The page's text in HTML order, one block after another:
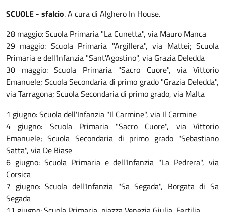
SCUOLE - sfalcio. A cura di Alghero In House.
28 maggio: Scuola Primaria "La Cunetta", via Mauro Manca
29 maggio: Scuola Primaria "Argillera", via Mattei; Scuola
Primaria e dell'Infanzia "Sant'Agostino", via Grazia Deledda
30 maggio: Scuola Primaria "Sacro Cuore", via Vittorio
Emanuele; Scuola Secondaria di primo grado "Grazia Deledda",
via Tarragona; Scuola Secondaria di primo grado, via Malta
1 giugno: Scuola dell'Infanzia "Il Carmine", via Il Carmine
4 giugno: Scuola Primaria "Sacro Cuore", via Vittorio
Emanuele; Scuola Secondaria di primo grado "Sebastiano
Satta", via De Biase
6 giugno: Scuola Primaria e dell'Infanzia "La Pedrera", via
Corsica
7 giugno: Scuola dell'Infanzia "Sa Segada", Borgata di Sa
Segada